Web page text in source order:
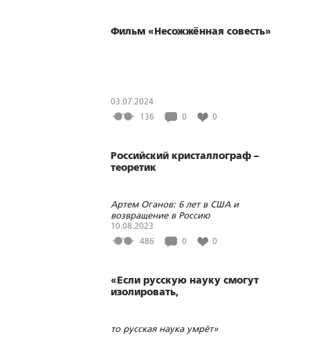
Фильм «Несожжённая совесть»
03.07.2024
136
0 0
Российский кристаллограф –
теоретик
Артем Оганов: 6 лет в США и
возвращение в Россию
10.08.2023
486
0 0
«Если русскую науку смогут
изолировать,
то русская наука умрёт»